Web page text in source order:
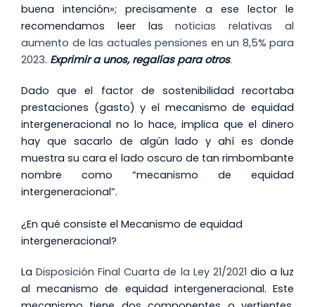
buena intención»; precisamente a ese lector le
recomendamos leer lasnoticias relativas al
aumento de las actuales pensiones en un 8,5% para
2023. Exprimir a unos, regalías para otros.
Dado que el factor de sostenibilidad recortaba
prestaciones (gasto) y el mecanismo de equidad
intergeneracional no lo hace, implica que el dinero
hay que sacarlo de algún lado y ahí es donde
muestra su cara el lado oscuro de tan rimbombante
nombre como “mecanismo de equidad
intergeneracional”.
¿En qué consiste el Mecanismo de equidad
intergeneracional?
LaDisposición Final Cuarta de la Ley 21/2021 dio a luz
al mecanismo de equidad intergeneracional. Este